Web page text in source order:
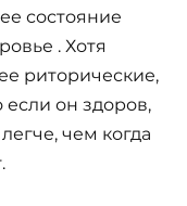
состояние
. Хотя
риторические,
он здоров,
чем когда